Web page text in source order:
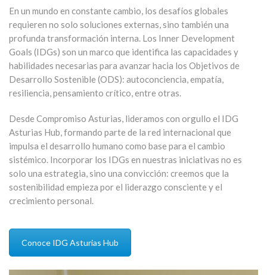
En un mundo en constante cambio, los desafíos globales
requieren no solo soluciones externas, sino también una
profunda transformación interna. Los Inner Development
Goals (IDGs) son un marco que identifica las capacidades y
habilidades necesarias para avanzar hacia los Objetivos de
Desarrollo Sostenible (ODS): autoconciencia, empatía,
resiliencia, pensamiento crítico, entre otras.
Desde Compromiso Asturias, lideramos con orgullo el IDG
Asturias Hub, formando parte de la red internacional que
impulsa el desarrollo humano como base para el cambio
sistémico. Incorporar los IDGs en nuestras iniciativas no es
solo una estrategia, sino una convicción: creemos que la
sostenibilidad empieza por el liderazgo consciente y el
crecimiento personal.
Conoce IDG Asturias Hub